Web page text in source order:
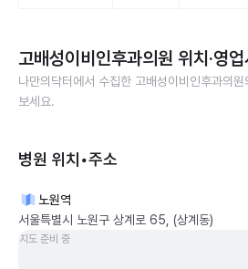
고배성이비인후과의원 위치·영
나만의닥터에서 수집한 고배성이비인후과의원
보세요.
병원 위치•주소
노원역
서울특별시 노원구 상계로 65, (상계동)
지도 준비 중